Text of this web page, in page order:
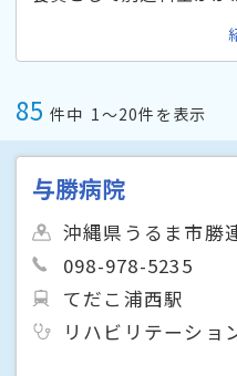
85 件中 1〜20件を表示
与勝病院
沖縄県うるま市勝
098-978-5235
てだこ浦西駅
リハビリテーショ